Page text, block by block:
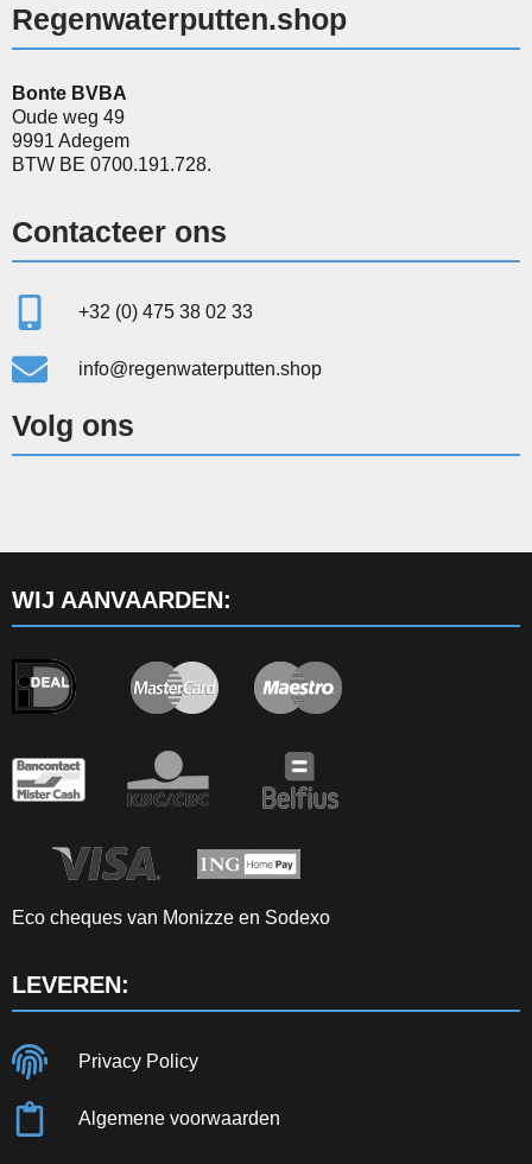
Regenwaterputten.shop
Bonte BVBA
Oude weg 49
9991 Adegem
BTW BE 0700.191.728.
Contacteer ons
+32 (0) 475 38 02 33
info@regenwaterputten.shop
Volg ons
WIJ AANVAARDEN:
Eco cheques van Monizze en Sodexo
LEVEREN:
Privacy Policy
Algemene voorwaarden